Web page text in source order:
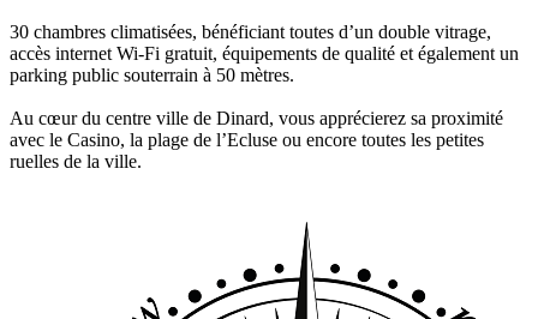
30 chambres climatisées, bénéficiant toutes d’un double vitrage,
accès internet Wi-Fi gratuit, équipements de qualité et également un
parking public souterrain à 50 mètres.
Au cœur du centre ville de Dinard, vous apprécierez sa proximité
avec le Casino, la plage de l’Ecluse ou encore toutes les petites
ruelles de la ville.